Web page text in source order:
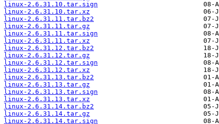
linux-2.6.31.10.tar.sign
linux-2.6.31.10.tar.xz
linux-2.6.31.11.tar.bz2
linux-2.6.31.11.tar.gz
linux-2.6.31.11.tar.sign
linux-2.6.31.11.tar.xz
linux-2.6.31.12.tar.bz2
linux-2.6.31.12.tar.gz
linux-2.6.31.12.tar.sign
linux-2.6.31.12.tar.xz
linux-2.6.31.13.tar.bz2
linux-2.6.31.13.tar.gz
linux-2.6.31.13.tar.sign
linux-2.6.31.13.tar.xz
linux-2.6.31.14.tar.bz2
linux-2.6.31.14.tar.gz
linux-2.6.31.14.tar.sign